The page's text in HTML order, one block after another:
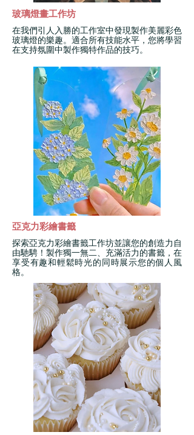
玻璃燈畫工作坊
在我們引人入勝的工作室中發現製作美麗彩色
玻璃燈的樂趣。適合所有技能水平，您將學習
在支持氛圍中製作獨特作品的技巧。
亞克力彩繪書籤
探索亞克力彩繪書籤工作坊並讓您的創造力自
由馳騁！製作獨一無二、充滿活力的書籤，在
享受有趣和輕鬆時光的同時展示您的個人風
格。